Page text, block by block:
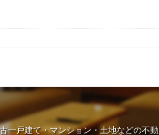
一戸建て・マンション・土地などの不